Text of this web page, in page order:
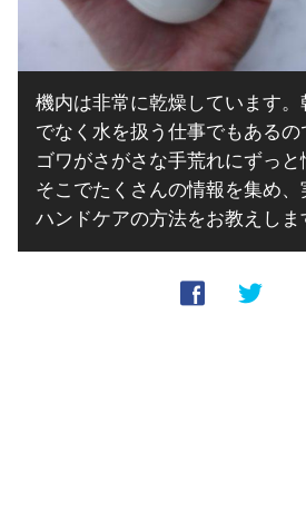
機内は非常に乾燥しています
でなく水を扱う仕事でもある
ゴワがさがさな手荒れにずっと
そこでたくさんの情報を集め
ハンドケアの方法をお教えしま